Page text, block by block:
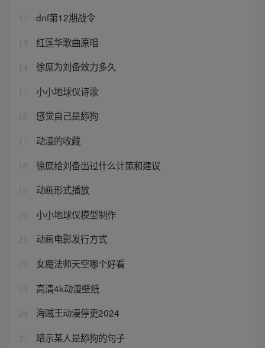
12 dnf第12期战令
13 红莲华歌曲原唱
14 徐庶为刘备效力多久
15 小小地球仪诗歌
16 感觉自己是舔狗
17 动漫的收藏
18 徐庶给刘备出过什么计策和建议
19 动画形式播放
20 小小地球仪模型制作
21 动画电影发行方式
22 女魔法师天空哪个好看
23 高清4k动漫壁纸
24 海贼王动漫停更2024
25 暗示某人是舔狗的句子